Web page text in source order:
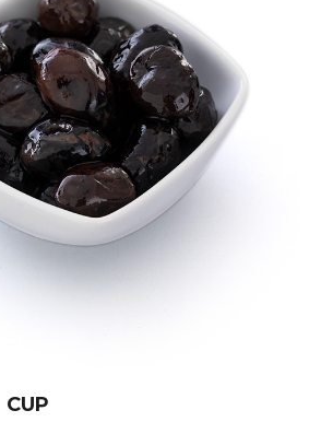
CUP